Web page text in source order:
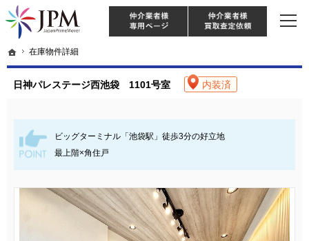
ホーム
在庫物件詳細
東京・神奈川・埼玉・千葉のリノベーション住宅や中古マンションを手がける会
【物件買取強化中！】リノベーション住宅・不動産・中古マンションならJPM
日神パレステージ西池袋 1101号室 内装済
ビッグターミナル「池袋駅」徒歩3分の好立地
最上階×角住戸
ホーム
在庫物件詳細